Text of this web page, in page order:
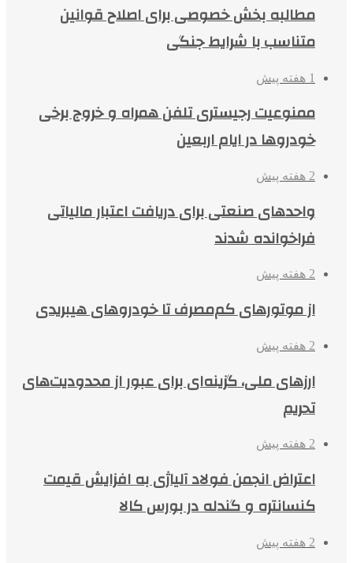
مطالبه بخش خصوصی برای اصلاح قوانین
متناسب با شرایط جنگی
1 هفته پیش
ممنوعیت رجیستری تلفن همراه و خروج برخی
خودروها در ایام اربعین
2 هفته پیش
واحدهای صنعتی برای دریافت اعتبار مالیاتی
فراخوانده شدند
2 هفته پیش
از موتورهای کم‌مصرف تا خودروهای هیبریدی
2 هفته پیش
ارزهای ملی، گزینه‌ای برای عبور از محدودیت‌های
تحریم
2 هفته پیش
اعتراض انجمن فولاد آلیاژی به افزایش قیمت
کنسانتره و گندله در بورس کالا
2 هفته پیش